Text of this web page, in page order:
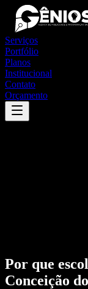
Serviços
Portfólio
Planos
Institucional
Contato
Orçamento
Por que
Conceição